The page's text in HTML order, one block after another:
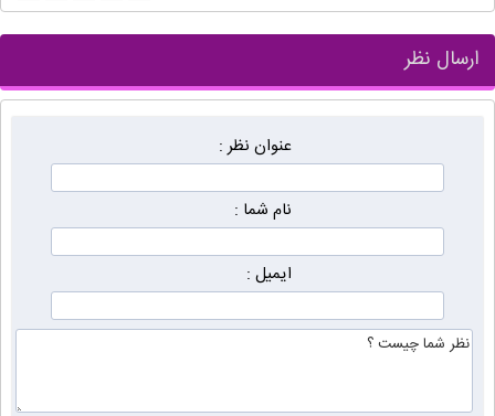
ارسال نظر
عنوان نظر :
نام شما :
ایمیل :